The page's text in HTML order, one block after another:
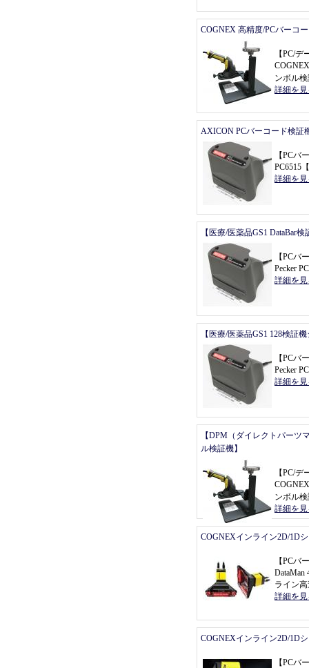
COGNEX 高精度/PCバーコ
【PC/デ
ンボル
詳細を
AXICON PCバーコード検証
【PCバ
PC6515 【
詳細を
【医療/医薬品GS1 DataBar
【PCバ
Pecker
詳細を
【医療/医薬品GS1 128検証
【PCバ
Pecker
詳細を
【DPM（ダイレクトパーツ
ル検証機】
【PC/デ
ンボル
詳細を
COGNEXインライン2D/1D
【PCバ
ライン
詳細を
COGNEXインライン2D/1D
【PCバ